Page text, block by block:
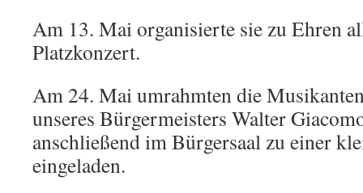
Am 13. Mai organisierte sie zu Ehren
Platzkonzert.
Am 24. Mai umrahmten die
unseres Bürgermeisters Walter
anschließend im Bürgersaal zu einer
eingeladen.